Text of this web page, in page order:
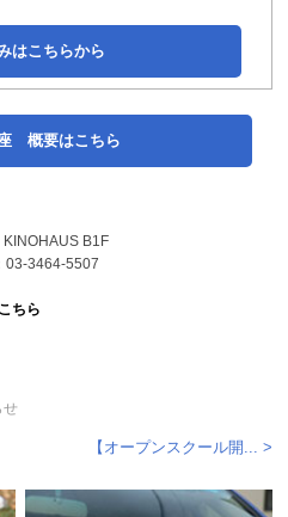
はこちらから
概要はこちら
B1F
03-3464-5507
ちら
せ
【オープンスクール開... >